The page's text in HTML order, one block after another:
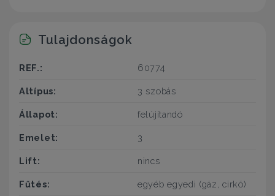
Tulajdonságok
REF.: 60774
Altípus: 3 szobás
Állapot: felújítandó
Emelet: 3
Lift: nincs
Fűtés: egyéb egyedi (gáz, cirkó)